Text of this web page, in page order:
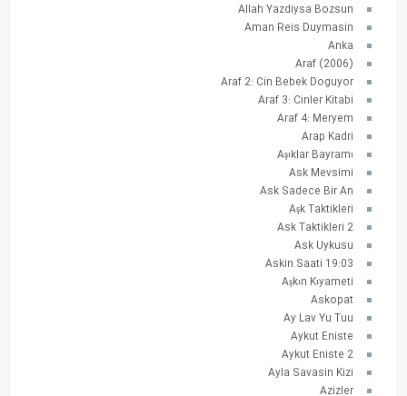
Allah Yazdiysa Bozsun
Aman Reis Duymasin
Anka
Araf (2006)
Araf 2: Cin Bebek Doguyor
Araf 3: Cinler Kitabi
Araf 4: Meryem
Arap Kadri
Aşıklar Bayramı
Ask Mevsimi
Ask Sadece Bir An
Aşk Taktikleri
Ask Taktikleri 2
Ask Uykusu
Askin Saati 19:03
Aşkın Kıyameti
Askopat
Ay Lav Yu Tuu
Aykut Eniste
Aykut Eniste 2
Ayla Savasin Kizi
Azizler